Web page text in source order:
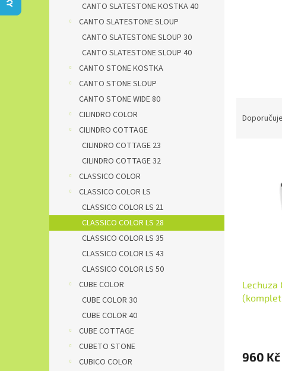
CANTO SLATESTONE KOSTKA 40
CANTO SLATESTONE SLOUP
CANTO SLATESTONE SLOUP 30
CANTO SLATESTONE SLOUP 40
CANTO STONE KOSTKA
CANTO STONE SLOUP
CANTO STONE WIDE 80
CILINDRO COLOR
CILINDRO COTTAGE
CILINDRO COTTAGE 23
CILINDRO COTTAGE 32
CLASSICO COLOR
CLASSICO COLOR LS
CLASSICO COLOR LS 21
CLASSICO COLOR LS 28
CLASSICO COLOR LS 35
CLASSICO COLOR LS 43
CLASSICO COLOR LS 50
CUBE COLOR
CUBE COLOR 30
CUBE COLOR 40
CUBE COTTAGE
CUBETO STONE
CUBICO COLOR
Lechuza
960 Kč